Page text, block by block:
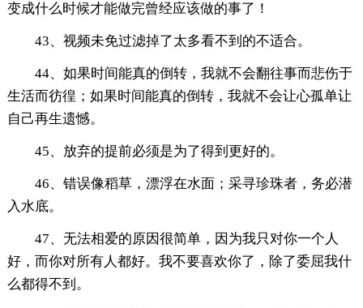
变成什么时候才能做完曾经应该做的事了！
43、视频未免过滤掉了太多看不到的不适合。
44、如果时间能真的倒转，我就不会翻往事而悲伤于
生活而彷徨；如果时间能真的倒转，我就不会让心孤单让
自己再生遗憾。
45、放弃的提前必须是为了得到更好的。
46、错误像稻草，漂浮在水面；采寻珍珠者，务必潜
入水底。
47、无法相爱的原因很简单，因为我只对你一个人
好，而你对所有人都好。我不要喜欢你了，除了委屈我什
么都得不到。